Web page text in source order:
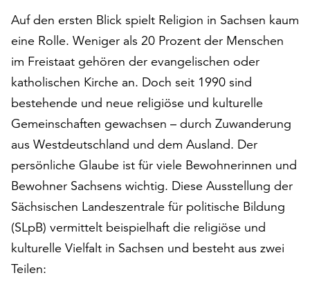
auf
akzeptieren“,
um
alle
Cookies
zu
akzeptieren.
Sie
können
Ihr
Einverständnis
jederzeit
ändern
und
widerrufen.
Dafür
Auf den ersten Blick spielt Religion in Sachsen kaum
eine Rolle. Weniger als 20 Prozent der Menschen
im Freistaat gehören der evangelischen oder
katholischen Kirche an. Doch seit 1990 sind
bestehende und neue religiöse und kulturelle
Gemeinschaften gewachsen – durch Zuwanderung
aus Westdeutschland und dem Ausland. Der
persönliche Glaube ist für viele Bewohnerinnen und
Bewohner Sachsens wichtig. Diese Ausstellung der
Sächsischen Landeszentrale für politische Bildung
(SLpB) vermittelt beispielhaft die religiöse und
kulturelle Vielfalt in Sachsen und besteht aus zwei
Teilen: